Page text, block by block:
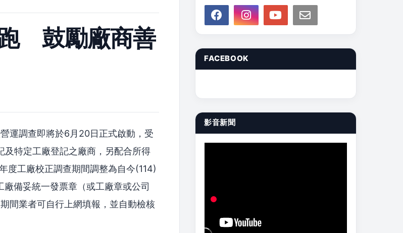
鼓勵廠商善
運調查即將於6月20日正式啟動，受
及特定工廠登記之廠商，另配合所得
度工廠校正調查期間調整為自今(114)
備妥統一發票章（或工廠章或公司
間業者可自行上網填報，並自動檢核
FACEBOOK
影音新聞